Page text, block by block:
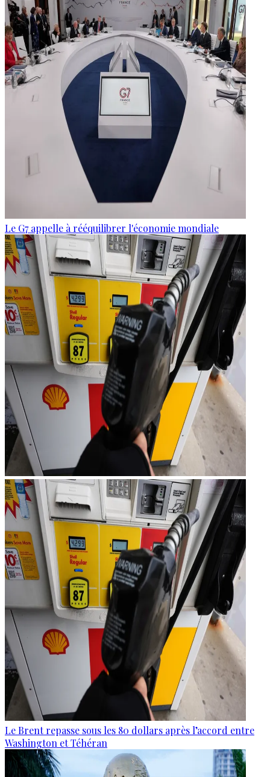
Le G7 appelle à rééquilibrer l'économie mondiale
Le Brent repasse sous les 80 dollars après l’accord entre
Washington et Téhéran